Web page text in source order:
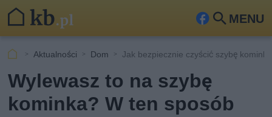
MENU
Fa
ceb
ook
Szu
kaj
Aktualności Dom Jak bezpiecznie czyścić szybę
Wylewasz to na szybę
kominka? W ten sposób